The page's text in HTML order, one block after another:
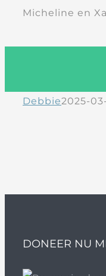
Micheline en
Debbie2025-
DONEER NU